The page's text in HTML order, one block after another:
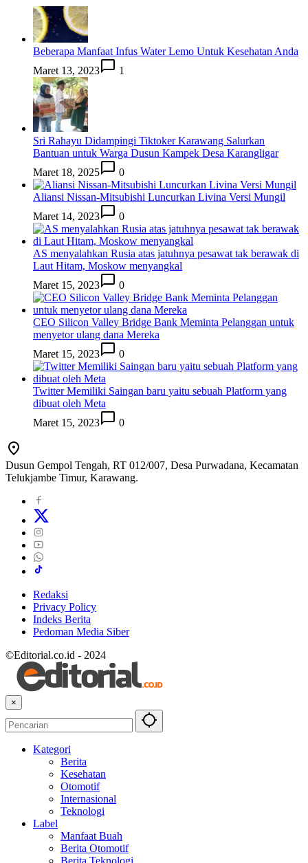
Beberapa Manfaat Infus Water Lemo Untuk Kesehatan Anda
Maret 13, 2023
1
Sri Rahayu Didampingi Tiktoker Karawang Salurkan
Bantuan untuk Warga Dusun Kampek Desa Karangligar
Maret 18, 2025
0
Aliansi Nissan-Mitsubishi Luncurkan Livina Versi Mungil
Maret 14, 2023
0
AS menyalahkan Rusia atas jatuhnya pesawat tak berawak di
Laut Hitam, Moskow menyangkal
Maret 15, 2023
0
CEO Silicon Valley Bridge Bank Meminta Pelanggan untuk
menyetor ulang dana Mereka
Maret 15, 2023
0
Twitter Memiliki Saingan baru yaitu sebuah Platform yang
dibuat oleh Meta
Maret 15, 2023
0
Dusun Gempol Tengah, RT 012/007, Desa Purwadana, Kecamatan
Telukjambe Timur, Karawang.
Redaksi
Privacy Policy
Indeks Berita
Pedoman Media Siber
©Editorial.co.id - 2024
×
Kategori
Berita
Kesehatan
Otomotif
Internasional
Teknologi
Label
Manfaat Buah
Berita Otomotif